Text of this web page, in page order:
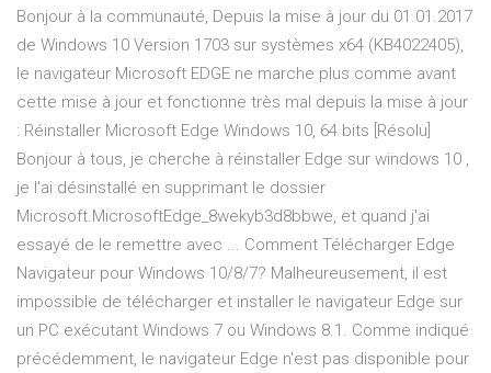
Bonjour à la communauté, Depuis la mise à jour du 01.01.2017
de Windows 10 Version 1703 sur systèmes x64 (KB4022405),
le navigateur Microsoft EDGE ne marche plus comme avant
cette mise à jour et fonctionne très mal depuis la mise à jour
: Réinstaller Microsoft Edge Windows 10, 64 bits [Résolu]
Bonjour à tous, je cherche à réinstaller Edge sur windows 10 ,
je l'ai désinstallé en supprimant le dossier
Microsoft.MicrosoftEdge_8wekyb3d8bbwe, et quand j'ai
essayé de le remettre avec ... Comment Télécharger Edge
Navigateur pour Windows 10/8/7? Malheureusement, il est
impossible de télécharger et installer le navigateur Edge sur
un PC exécutant Windows 7 ou Windows 8.1. Comme indiqué
précédemment, le navigateur Edge n'est pas disponible pour